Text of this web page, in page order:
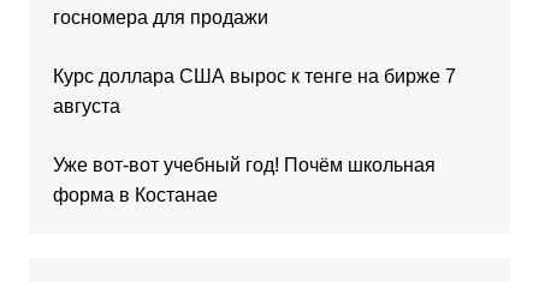
госномера для продажи
Курс доллара США вырос к тенге на бирже 7
августа
Уже вот-вот учебный год! Почём школьная
форма в Костанае